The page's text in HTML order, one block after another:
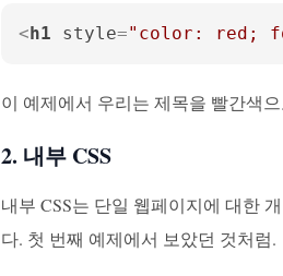
<h1 style="color: red;
이 예제에서 우리는 제목을 빨간색
2. 내부 CSS
내부 CSS는 단일 웹페이지에 대한
다. 첫 번째 예제에서 보았던 것처럼.